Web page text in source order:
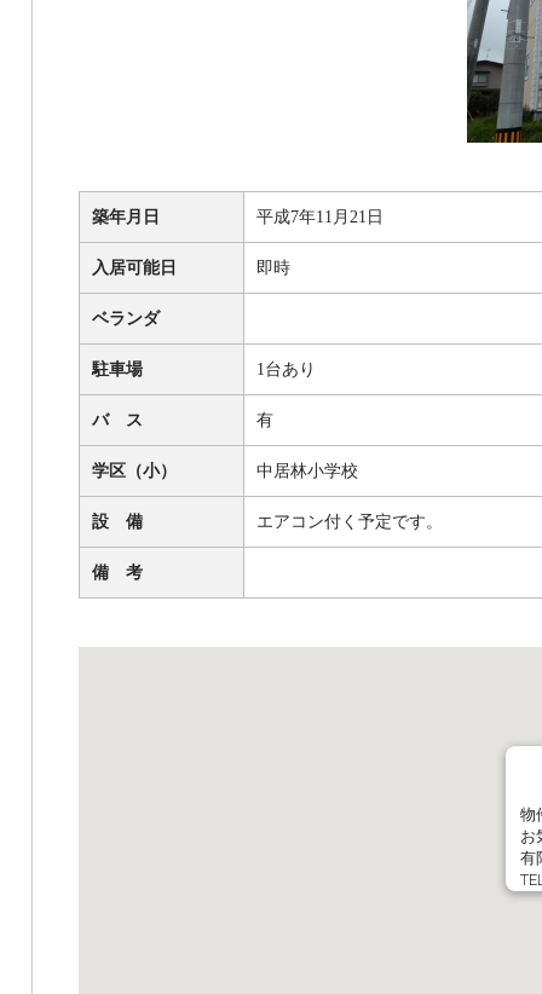
築年月日 平成7年11月21日
入居可能日 即時
ベランダ
駐車場 1台あり
バ ス 有
学区（小） 中居林小学校
設 備 エアコン付く予定です。
備 考